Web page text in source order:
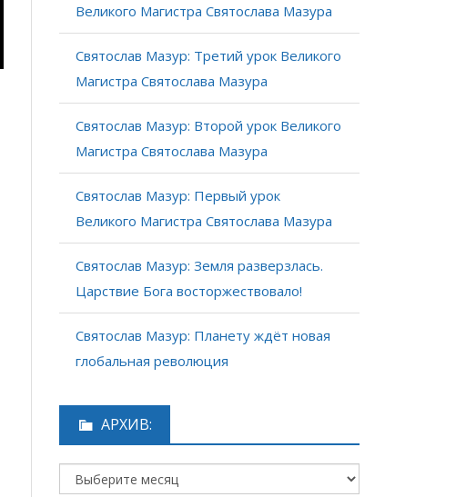
Великого Магистра Святослава Мазура
Святослав Мазур: Третий урок Великого
Магистра Святослава Мазура
Святослав Мазур: Второй урок Великого
Магистра Святослава Мазура
Святослав Мазур: Первый урок
Великого Магистра Святослава Мазура
Святослав Мазур: Земля разверзлась.
Царствие Бога восторжествовало!
Святослав Мазур: Планету ждёт новая
глобальная революция
АРХИВ: